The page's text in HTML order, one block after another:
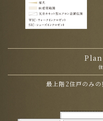
最上階2住戸のみの